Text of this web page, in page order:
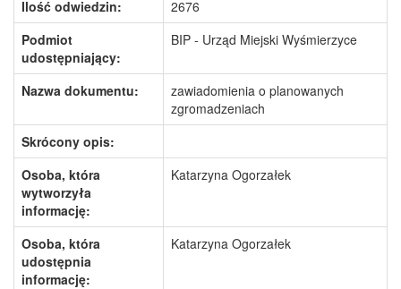
Ilość odwiedzin:
2676
Podmiot
udostępniający:
BIP - Urząd Miejski Wyśmierzyce
Nazwa dokumentu:
zawiadomienia o planowanych
zgromadzeniach
Skrócony opis:
Osoba, która
wytworzyła
informację:
Katarzyna Ogorzałek
Osoba, która
udostępnia
informację:
Katarzyna Ogorzałek